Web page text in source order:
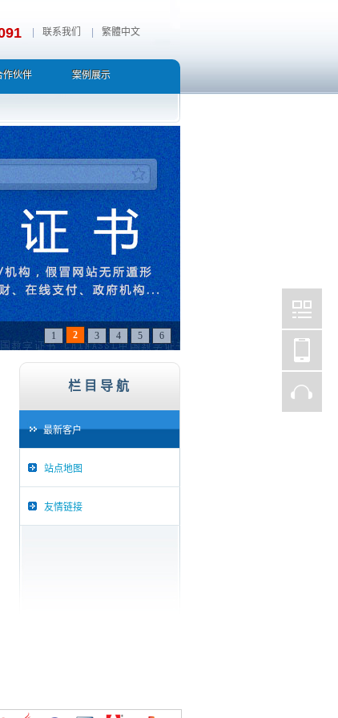
联系我们 繁體中文
作伙伴 案例展示
、证券、金融机构、投资理财、在线支
1 2 3 4 5 6
栏目导航
最新客户
站点地图
友情链接